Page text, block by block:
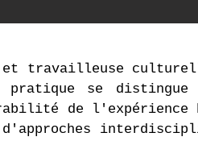
et travailleuse
pratique se distingue
de l'expérience